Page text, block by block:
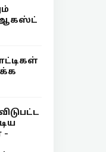
ஆகஸ்ட்
-